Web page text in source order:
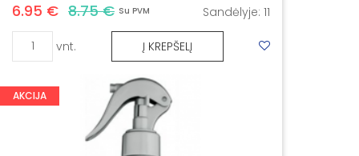
6.95 € 8.75 € Su PVM Sandėlyje: 11
vnt. Į KREPŠELĮ
AKCIJA